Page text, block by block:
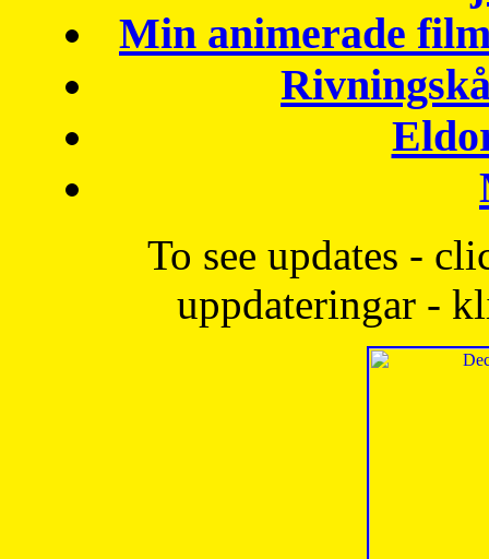
Min animerade
To see updates -
uppdateringar -